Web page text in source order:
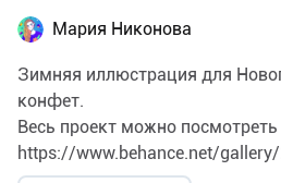
Мария Никонова
Зимняя иллюстрация для
конфет.
Весь проект можно посмотреть
https://www.behance.net/